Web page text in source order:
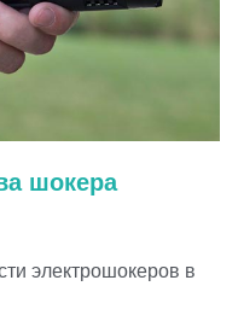
шокера
электрошокеров в